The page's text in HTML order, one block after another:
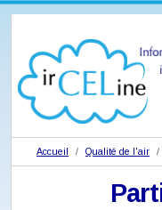
Accueil Qualité de l'air